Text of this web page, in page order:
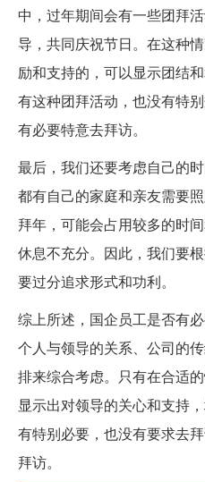
中，过年期间会有一些团拜
导，共同庆祝节日。在这种
励和支持的，可以显示团结
有这种团拜活动，也没有特
有必要特意去拜访。
最后，我们还要考虑自己的
都有自己的家庭和亲友需要
拜年，可能会占用较多的时
休息不充分。因此，我们要
要过分追求形式和功利。
综上所述，国企员工是否有
个人与领导的关系、公司的
排来综合考虑。只有在合适
显示出对领导的关心和支持
有特别必要，也没有要求去
拜访。